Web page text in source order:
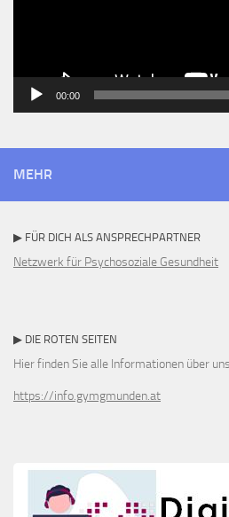
00:00
MEHR
▶ FÜR DICH ALS ANSPRECHPARTNER
Netzwerk für Psychosoziale Gesundheit
▶ DIE ROTEN SEITEN
Hier finden Sie alle Informationen über
https://info.gymgmunden.at